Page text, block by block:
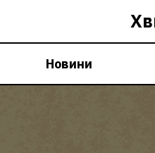
Новини